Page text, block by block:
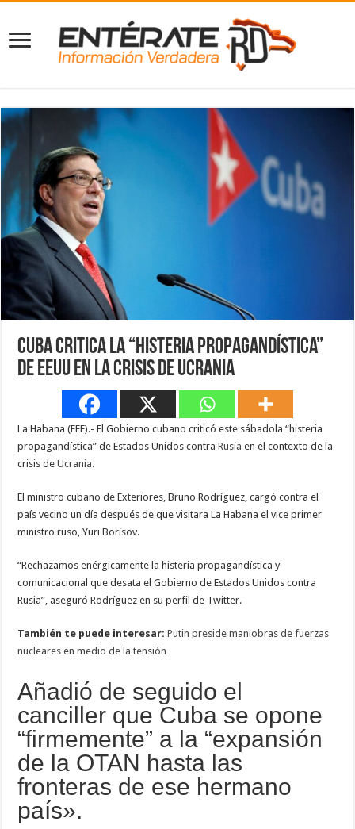
Cuba critica la “histeria propagandística”
de EEUU en la crisis de Ucrania
La Habana (EFE).- El Gobierno cubano criticó este sábadola “histeria
propagandística” de Estados Unidos contraRusia en el contexto de la
crisis deUcrania.
El ministro cubano de Exteriores, Bruno Rodríguez, cargó contra el
país vecino un día después de que visitara La Habana el vice primer
ministro ruso, Yuri Borísov.
“Rechazamos enérgicamente la histeria propagandística y
comunicacional que desata el Gobierno de Estados Unidos contra
Rusia”, aseguró Rodríguez en su perfil de Twitter.
También te puede interesar: Putin preside maniobras de fuerzas
nucleares en medio de la tensión
Añadió de seguido el
canciller que Cuba se opone
“firmemente” a la “expansión
de la OTAN hasta las
fronteras de ese hermano
país».